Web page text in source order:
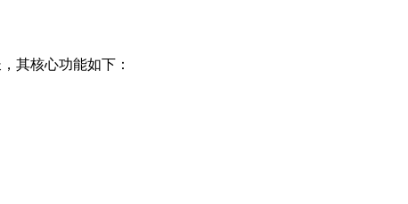
其核心功能如下：